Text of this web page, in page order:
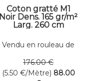
Coton gratté M1
Noir Dens. 165 gr/m²
Larg. 260 cm
Vendu en rouleau de
176.00 €
(5.50 €/Mètre) 88.00